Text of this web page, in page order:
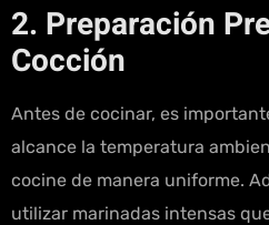
2. Preparación
Cocción
Antes de cocinar, es
alcance la temperatura
cocine de manera uniforme.
utilizar marinadas intensas